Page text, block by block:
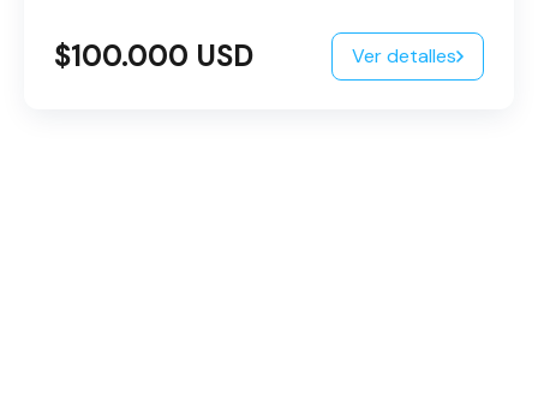
$100.000 USD Ver detalles